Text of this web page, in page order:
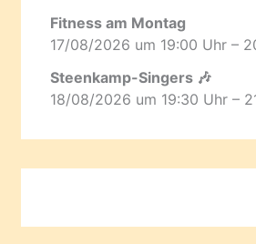
Fitness am Montag
17/08/2026 um 19:00 Uhr –
Steenkamp-Singers 🎶
18/08/2026 um 19:30 Uhr –